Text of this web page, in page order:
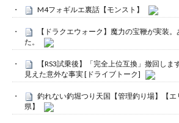
M4フォギルエ裏話【モンスト】
【ドラクエウォーク】魔力の宝鞭が実装
た。
【RS3試乗後】「完全上位互換」撤回し
見えた意外な事実 [ドライブトーク]
釣れない釣堀つり天国【管理釣り場】【
県】